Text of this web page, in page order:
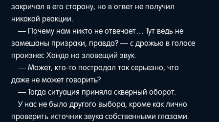
закричал в его сторону, но в ответ не получил
никакой реакции.
— Почему нам никто не отвечает… Тут ведь не
замешаны призраки, правда? — с дрожью в голосе
произнес Хондо на зловещий звук.
— Может, кто-то пострадал так серьезно, что
даже не может говорить?
— Тогда ситуация приняла скверный оборот.
У нас не было другого выбора, кроме как лично
проверить источник звука собственными глазами.